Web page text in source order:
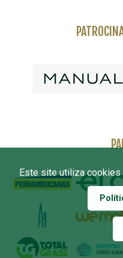
Este site utiliza cookies